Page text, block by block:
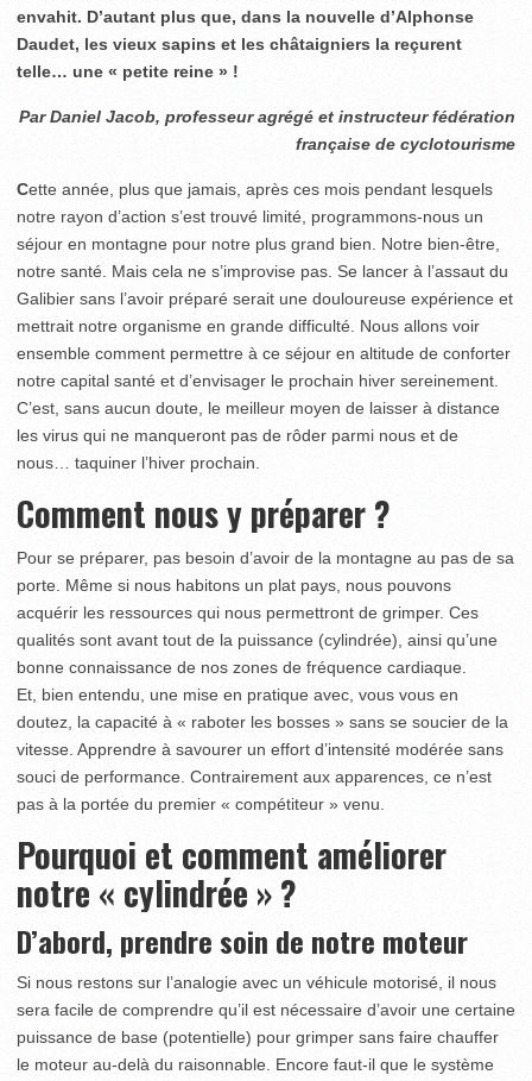
envahit. D’autant plus que, dans la nouvelle d’Alphonse
Daudet, les vieux sapins et les châtaigniers la reçurent
telle… une « petite reine » !
Par Daniel Jacob, professeur agrégé et instructeur fédération
française de cyclotourisme
Cette année, plus que jamais, après ces mois pendant lesquels
notre rayon d’action s’est trouvé limité, programmons-nous un
séjour en montagne pour notre plus grand bien. Notre bien-être,
notre santé. Mais cela ne s’improvise pas. Se lancer à l’assaut du
Galibier sans l’avoir préparé serait une douloureuse expérience et
mettrait notre organisme en grande difficulté. Nous allons voir
ensemble comment permettre à ce séjour en altitude de conforter
notre capital santé et d’envisager le prochain hiver sereinement.
C’est, sans aucun doute, le meilleur moyen de laisser à distance
les virus qui ne manqueront pas de rôder parmi nous et de
nous… taquiner l’hiver prochain.
Comment nous y préparer ?
Pour se préparer, pas besoin d’avoir de la montagne au pas de sa
porte. Même si nous habitons un plat pays, nous pouvons
acquérir les ressources qui nous permettront de grimper. Ces
qualités sont avant tout de la puissance (cylindrée), ainsi qu’une
bonne connaissance de nos zones de fréquence cardiaque.
Et, bien entendu, une mise en pratique avec, vous vous en
doutez, la capacité à « raboter les bosses » sans se soucier de la
vitesse. Apprendre à savourer un effort d’intensité modérée sans
souci de performance. Contrairement aux apparences, ce n’est
pas à la portée du premier « compétiteur » venu.
Pourquoi et comment améliorer
notre « cylindrée » ?
D’abord, prendre soin de notre moteur
Si nous restons sur l’analogie avec un véhicule motorisé, il nous
sera facile de comprendre qu’il est nécessaire d’avoir une certaine
puissance de base (potentielle) pour grimper sans faire chauffer
le moteur au-delà du raisonnable. Encore faut-il que le système